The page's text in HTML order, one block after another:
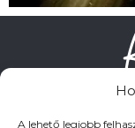
A lehető legjobb